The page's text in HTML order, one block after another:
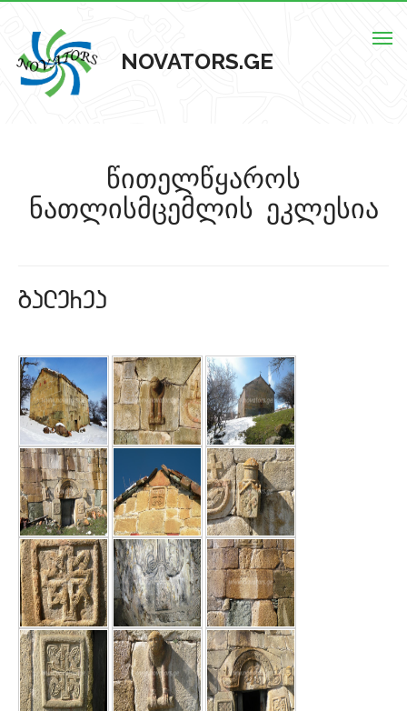
NOVATORS.GE
ისტორიული ძეგლები
კონტაქტი
წითელწყაროს
ნათლისმცემლის ეკლესია
galerea